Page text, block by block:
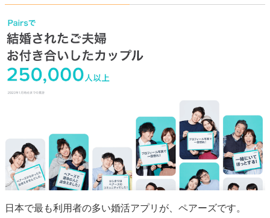
日本で最も利用者の多い婚活アプリが、ペアーズです。